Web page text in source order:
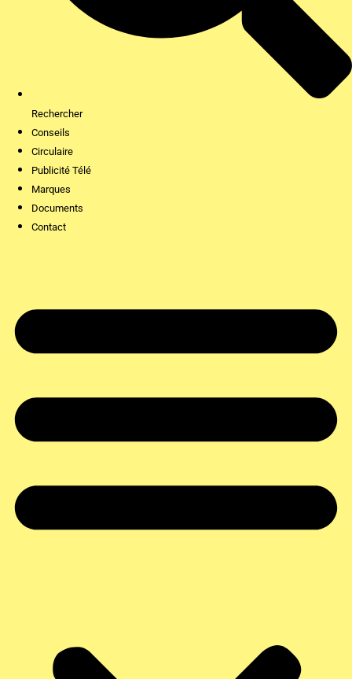
Rechercher
Conseils
Circulaire
Publicité Télé
Marques
Documents
Contact